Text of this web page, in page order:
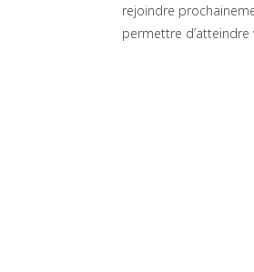
rejoindre
permettre